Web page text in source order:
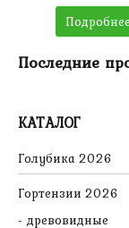
КАТАЛОГ
Голубика 2026
Гортензии 2026
древовидные
Подробнее
Последние